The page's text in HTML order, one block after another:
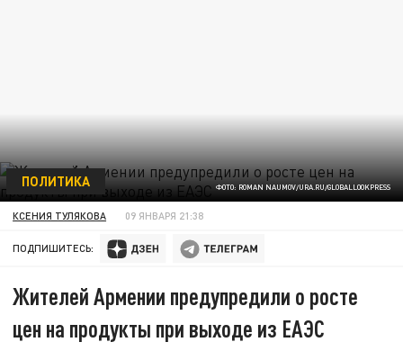
ФОТО: ROMAN NAUMOV/URA.RU/GLOBALLOOKPRESS
ПОЛИТИКА
КСЕНИЯ ТУЛЯКОВА 09 ЯНВАРЯ 21:38
ПОДПИШИТЕСЬ:
Жителей Армении предупредили о росте
цен на продукты при выходе из ЕАЭС